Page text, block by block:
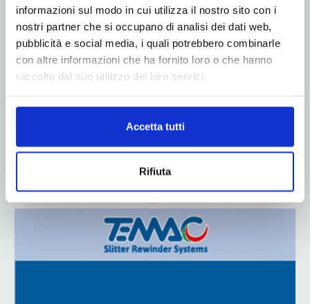
informazioni sul modo in cui utilizza il nostro sito con i
nostri partner che si occupano di analisi dei dati web,
pubblicità e social media, i quali potrebbero combinarle
con altre informazioni che ha fornito loro o che hanno
raccolto dal suo utilizzo dei loro servizi.
Accetta tutti
Rifiuta
ADV